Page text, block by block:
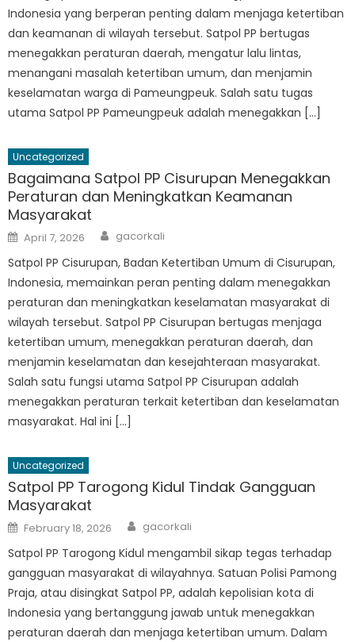
Indonesia yang berperan penting dalam menjaga ketertiban
dan keamanan di wilayah tersebut. Satpol PP bertugas
menegakkan peraturan daerah, mengatur lalu lintas,
menangani masalah ketertiban umum, dan menjamin
keselamatan warga di Pameungpeuk. Salah satu tugas
utama Satpol PP Pameungpeuk adalah menegakkan […]
Uncategorized
Bagaimana Satpol PP Cisurupan Menegakkan
Peraturan dan Meningkatkan Keamanan
Masyarakat
Posted
on
April 7, 2026 Author
gacorkali
Satpol PP Cisurupan, Badan Ketertiban Umum di Cisurupan,
Indonesia, memainkan peran penting dalam menegakkan
peraturan dan meningkatkan keselamatan masyarakat di
wilayah tersebut. Satpol PP Cisurupan bertugas menjaga
ketertiban umum, menegakkan peraturan daerah, dan
menjamin keselamatan dan kesejahteraan masyarakat.
Salah satu fungsi utama Satpol PP Cisurupan adalah
menegakkan peraturan terkait ketertiban dan keselamatan
masyarakat. Hal ini […]
Uncategorized
Satpol PP Tarogong Kidul Tindak Gangguan
Masyarakat
Posted
on
February 18, 2026 Author
gacorkali
Satpol PP Tarogong Kidul mengambil sikap tegas terhadap
gangguan masyarakat di wilayahnya. Satuan Polisi Pamong
Praja, atau disingkat Satpol PP, adalah kepolisian kota di
Indonesia yang bertanggung jawab untuk menegakkan
peraturan daerah dan menjaga ketertiban umum. Dalam